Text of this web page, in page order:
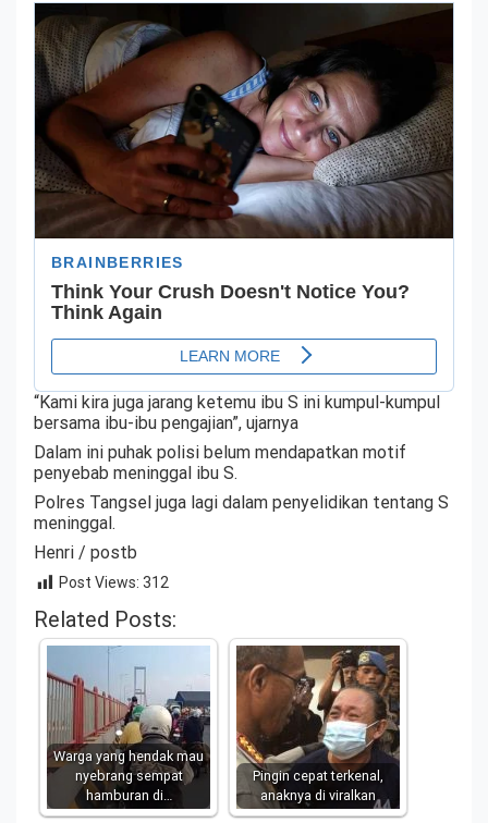
“Kami kira juga jarang ketemu ibu S ini kumpul-kumpul
bersama ibu-ibu pengajian”, ujarnya
Dalam ini puhak polisi belum mendapatkan motif
penyebab meninggal ibu S.
Polres Tangsel juga lagi dalam penyelidikan tentang S
meninggal.
Henri / postb
Post Views: 312
Related Posts:
Warga yang hendak mau
nyebrang sempat
hamburan di…
Pingin cepat terkenal,
anaknya di viralkan